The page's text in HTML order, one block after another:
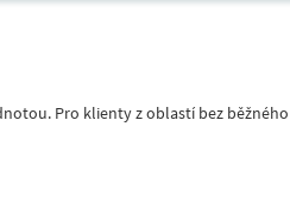
Pro klienty z oblastí bez běžného